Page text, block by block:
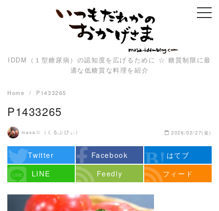
IDDM（１型糖尿病）の認知度を広げるために ☆ 糖質制限に最
適な低糖質な料理を紹介
Home P1433265
P1433265
masa☆（くるぷぴぃ） 2026/02/27(金)
Twitter Facebook
はてブ
LINE
Feedly フィード